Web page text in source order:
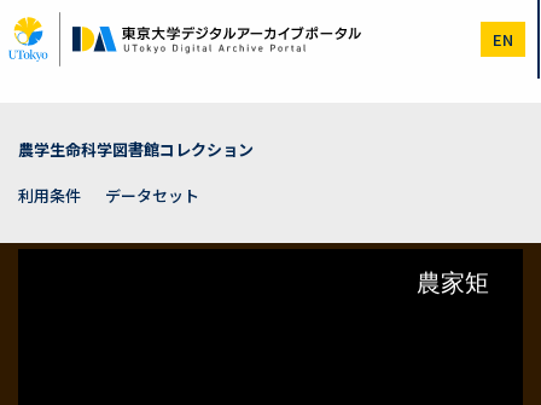
イ
ン
EN
農学生命科学図書館コレクション
利用条件
データセット